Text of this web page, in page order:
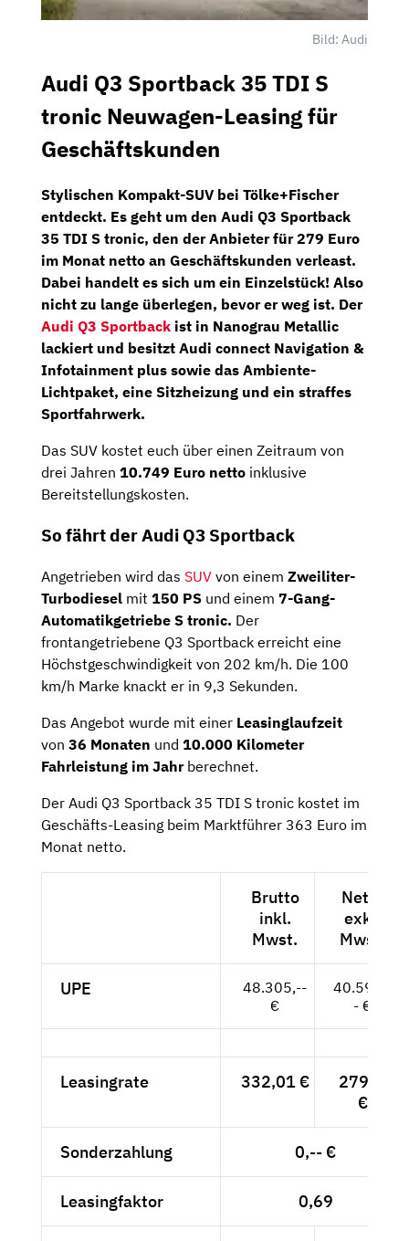
Bild: Audi
Audi Q3 Sportback 35 TDI S
tronic Neuwagen-Leasing für
Geschäftskunden
Stylischen Kompakt-SUV bei Tölke+Fischer
entdeckt. Es geht um den Audi Q3 Sportback
35 TDI S tronic, den der Anbieter für279 Euro
im Monat netto an Geschäftskunden verleast.
Dabei handelt es sich um ein Einzelstück! Also
nicht zu lange überlegen, bevor er weg ist. Der
Audi Q3 Sportback ist in Nanograu Metallic
lackiert und besitzt Audi connect Navigation &
Infotainment plus sowie das Ambiente-
Lichtpaket, eine Sitzheizung und ein straffes
Sportfahrwerk.
Das SUV kostet euch über einen Zeitraum von
drei Jahren 10.749 Euro netto inklusive
Bereitstellungskosten.
So fährt der Audi Q3 Sportback
Angetrieben wird das SUV von einem Zweiliter-
Turbodiesel mit 150 PS und einem 7-Gang-
Automatikgetriebe S tronic. Der
frontangetriebene Q3 Sportback erreicht eine
Höchstgeschwindigkeit von 202 km/h. Die 100
km/h Marke knackt er in 9,3 Sekunden.
Das Angebot wurde mit einer Leasinglaufzeit
von 36 Monaten und 10.000 Kilometer
Fahrleistung im Jahrberechnet.
Der Audi Q3 Sportback 35 TDI S tronic kostet im
Geschäfts-Leasing beim Marktführer 363 Euro im
Monat netto.
Brutto
inkl.
Mwst.
Netto
exkl.
Mwst.
UPE
48.305,--
€
40.592,-
- €
Leasingrate 332,01 €
279,--
€
Sonderzahlung 0,-- €
Leasingfaktor 0,69